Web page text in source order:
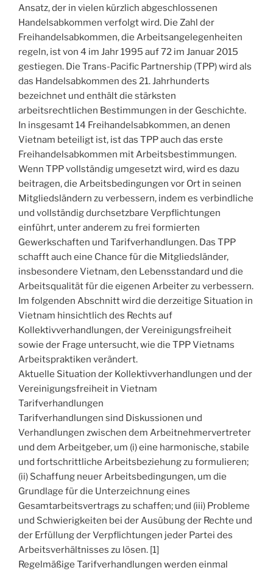
Ansatz, der in vielen kürzlich abgeschlossenen
Handelsabkommen verfolgt wird. Die Zahl der
Freihandelsabkommen, die Arbeitsangelegenheiten
regeln, ist von 4 im Jahr 1995 auf 72 im Januar 2015
gestiegen. Die Trans-Pacific Partnership (TPP) wird als
das Handelsabkommen des 21. Jahrhunderts
bezeichnet und enthält die stärksten
arbeitsrechtlichen Bestimmungen in der Geschichte.
In insgesamt 14 Freihandelsabkommen, an denen
Vietnam beteiligt ist, ist das TPP auch das erste
Freihandelsabkommen mit Arbeitsbestimmungen.
Wenn TPP vollständig umgesetzt wird, wird es dazu
beitragen, die Arbeitsbedingungen vor Ort in seinen
Mitgliedsländern zu verbessern, indem es verbindliche
und vollständig durchsetzbare Verpflichtungen
einführt, unter anderem zu frei formierten
Gewerkschaften und Tarifverhandlungen. Das TPP
schafft auch eine Chance für die Mitgliedsländer,
insbesondere Vietnam, den Lebensstandard und die
Arbeitsqualität für die eigenen Arbeiter zu verbessern.
Im folgenden Abschnitt wird die derzeitige Situation in
Vietnam hinsichtlich des Rechts auf
Kollektivverhandlungen, der Vereinigungsfreiheit
sowie der Frage untersucht, wie die TPP Vietnams
Arbeitspraktiken verändert.
Aktuelle Situation der Kollektivverhandlungen und der
Vereinigungsfreiheit in Vietnam
Tarifverhandlungen
Tarifverhandlungen sind Diskussionen und
Verhandlungen zwischen dem Arbeitnehmervertreter
und dem Arbeitgeber, um (i) eine harmonische, stabile
und fortschrittliche Arbeitsbeziehung zu formulieren;
(ii) Schaffung neuer Arbeitsbedingungen, um die
Grundlage für die Unterzeichnung eines
Gesamtarbeitsvertrags zu schaffen; und (iii) Probleme
und Schwierigkeiten bei der Ausübung der Rechte und
der Erfüllung der Verpflichtungen jeder Partei des
Arbeitsverhältnisses zu lösen. [1]
Regelmäßige Tarifverhandlungen werden einmal